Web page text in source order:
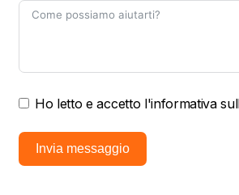
Ho letto e accetto l'informativa
Invia messaggio